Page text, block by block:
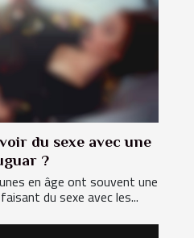
du sexe avec une
?
en âge ont souvent une
du sexe avec les...